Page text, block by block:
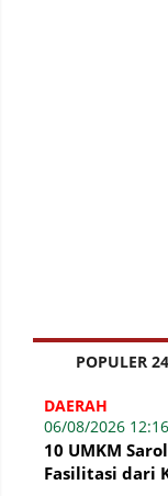
POPULER
DAERAH
06/08/2026
10 UMKM
Fasilitasi dari